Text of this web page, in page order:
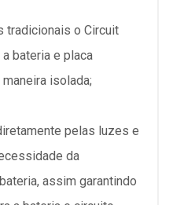
tradicionais o Circuit
bateria e placa
isolada;
pelas luzes e
da
assim garantindo